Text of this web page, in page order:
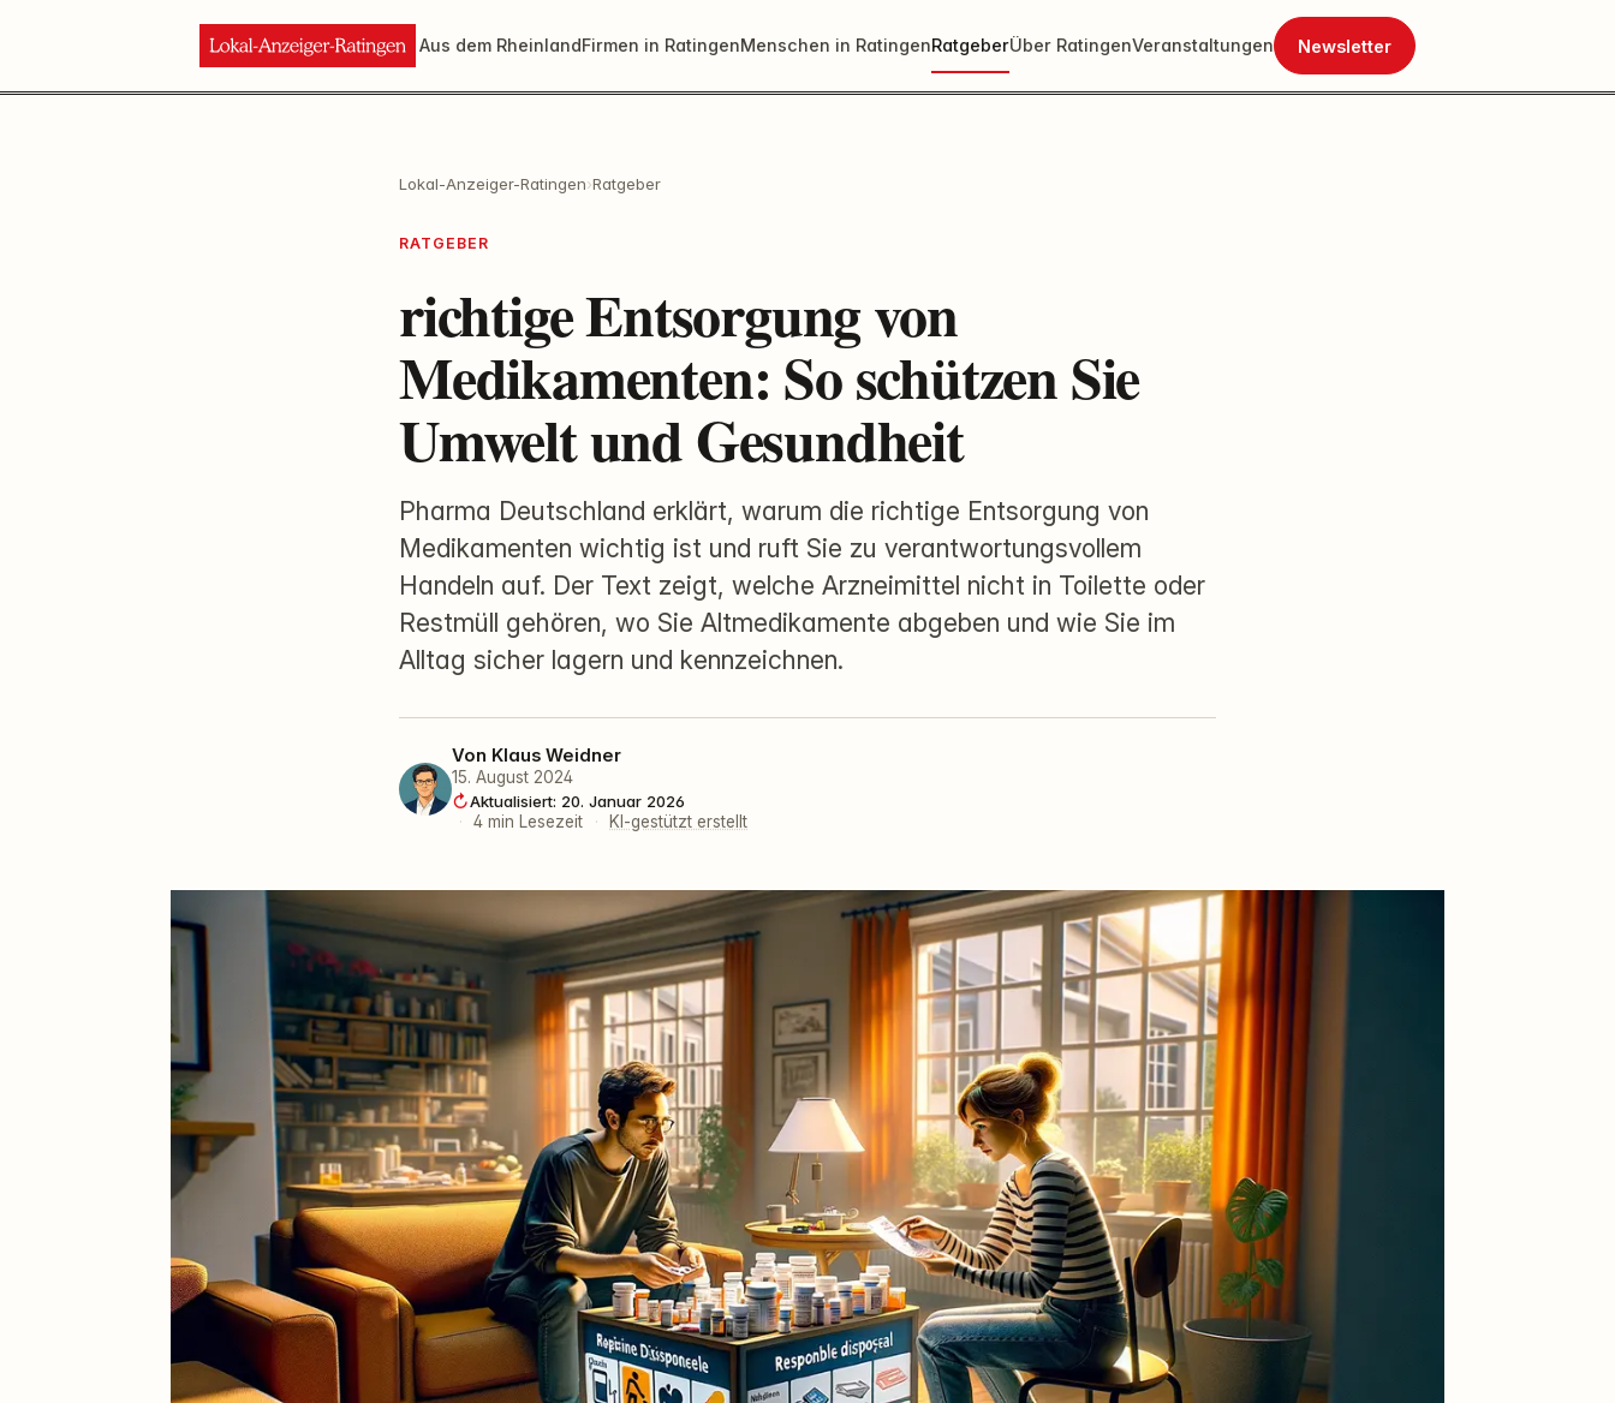
Aus dem RheinlandFirmen in RatingenMenschen in RatingenRatgeberÜber RatingenVeranstaltungen Newsletter
Lokal-Anzeiger-Ratingen›Ratgeber
RATGEBER
richtige Entsorgung von
Medikamenten: So schützen Sie
Umwelt und Gesundheit
Pharma Deutschland erklärt, warum die richtige Entsorgung von
Medikamenten wichtig ist und ruft Sie zu verantwortungsvollem
Handeln auf. Der Text zeigt, welche Arzneimittel nicht in Toilette oder
Restmüll gehören, wo Sie Altmedikamente abgeben und wie Sie im
Alltag sicher lagern und kennzeichnen.
Von Klaus Weidner
15. August 2024
Aktualisiert: 20. Januar 2026
·
4 min Lesezeit · KI-gestützt erstellt